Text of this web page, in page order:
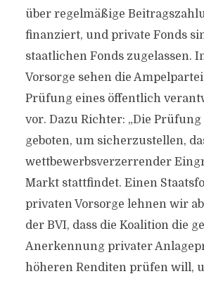
über regelmäßige
finanziert, und private Fonds
staatlichen Fonds zugelassen.
Vorsorge sehen die
Prüfung eines öffentlich
vor. Dazu Richter: „Die
geboten, um sicherzustellen,
wettbewerbsverzerrender
Markt stattfindet. Einen
privaten Vorsorge lehnen wir
der BVI, dass die Koalition die
Anerkennung privater
höheren Renditen prüfen will,